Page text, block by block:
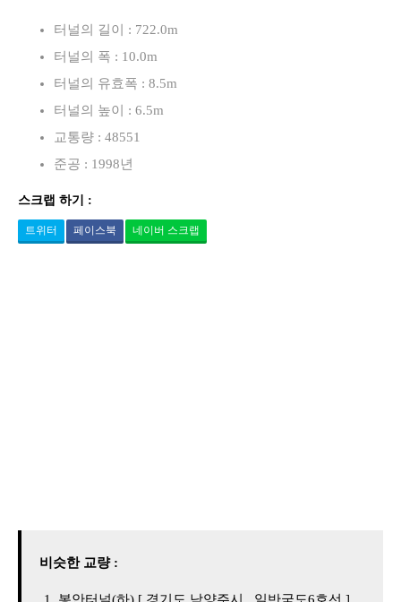
터널의 길이 : 722.0m
터널의 폭 : 10.0m
터널의 유효폭 : 8.5m
터널의 높이 : 6.5m
교통량 : 48551
준공 : 1998년
스크랩 하기 :
트위터 페이스북 네이버 스크랩
비슷한 교량 :